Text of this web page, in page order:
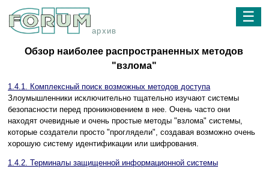
архив
☰
Обзор наиболее распространенных методов
"взлома"
1.4.1. Комплексный поиск возможных методов доступа
Злоумышленники исключительно тщательно изучают системы
безопасности перед проникновением в нее. Очень часто они
находят очевидные и очень простые методы "взлома" системы,
которые создатели просто "проглядели", создавая возможно очень
хорошую систему идентификации или шифрования.
1.4.2. Терминалы защищенной информационной системы